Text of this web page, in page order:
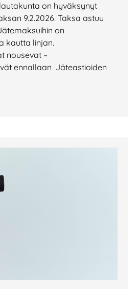
on hyväksynyt
9.2.2026. Taksa astuu
on
kautta linjan.
nousevat –
ennallaan Jäteastioiden